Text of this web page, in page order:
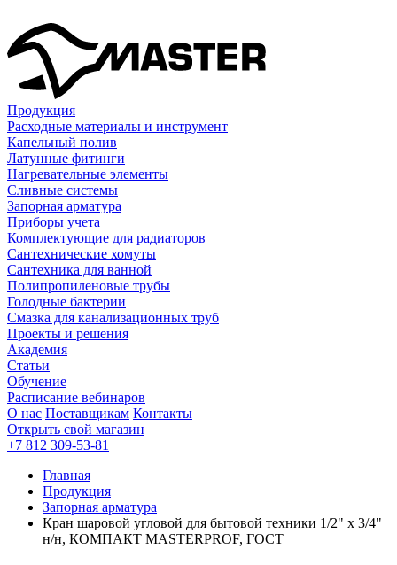
Продукция
Расходные материалы и инструмент
Капельный полив
Латунные фитинги
Нагревательные элементы
Сливные системы
Запорная арматура
Приборы учета
Комплектующие для радиаторов
Сантехнические хомуты
Сантехника для ванной
Полипропиленовые трубы
Голодные бактерии
Смазка для канализационных труб
Проекты и решения
Академия
Статьи
Обучение
Расписание вебинаров
О нас Поставщикам Контакты
Открыть свой магазин
+7 812 309-53-81
Главная
Продукция
Запорная арматура
Кран шаровой угловой для бытовой техники 1/2" х 3/4"
н/н, КОМПАКТ MASTERPROF, ГОСТ